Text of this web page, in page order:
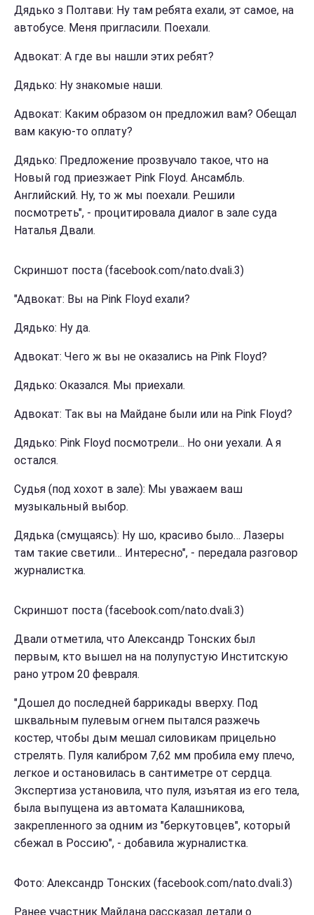
Дядько з Полтави: Ну там ребята ехали, эт самое, на
автобусе. Меня пригласили. Поехали.
Адвокат: А где вы нашли этих ребят?
Дядько: Ну знакомые наши.
Адвокат: Каким образом он предложил вам? Обещал
вам какую-то оплату?
Дядько: Предложение прозвучало такое, что на
Новый год приезжает Pink Floyd. Ансамбль.
Английский. Ну, то ж мы поехали. Решили
посмотреть", - процитировала диалог в зале суда
Наталья Двали.
Скриншот поста (facebook.com/nato.dvali.3)
"Адвокат: Вы на Pink Floyd ехали?
Дядько: Ну да.
Адвокат: Чего ж вы не оказались на Pink Floyd?
Дядько: Оказался. Мы приехали.
Адвокат: Так вы на Майдане были или на Pink Floyd?
Дядько: Pink Floyd посмотрели... Но они уехали. А я
остался.
Судья (под хохот в зале): Мы уважаем ваш
музыкальный выбор.
Дядька (смущаясь): Ну шо, красиво было… Лазеры
там такие светили… Интересно", - передала разговор
журналистка.
Скриншот поста (facebook.com/nato.dvali.3)
Двали отметила, что Александр Тонских был
первым, кто вышел на на полупустую Инститскую
рано утром 20 февраля.
"Дошел до последней баррикады вверху. Под
шквальным пулевым огнем пытался разжечь
костер, чтобы дым мешал силовикам прицельно
стрелять. Пуля калибром 7,62 мм пробила ему плечо,
легкое и остановилась в сантиметре от сердца.
Экспертиза установила, что пуля, изъятая из его тела,
была выпущена из автомата Калашникова,
закрепленного за одним из "беркутовцев", который
сбежал в Россию", - добавила журналистка.
Фото: Александр Тонских (facebook.com/nato.dvali.3)
Ранее участник Майдана рассказал детали о